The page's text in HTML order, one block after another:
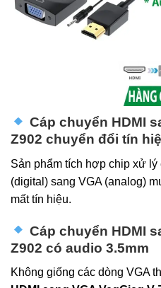
Cáp chuyển HDMI
Z902 chuyển đổi tín
Sản phẩm tích hợp chip xử lý
(digital) sang VGA (analog)
mất tín hiệu.
Cáp chuyển HDMI
Z902 có audio 3.5mm
Không giống các dòng VGA